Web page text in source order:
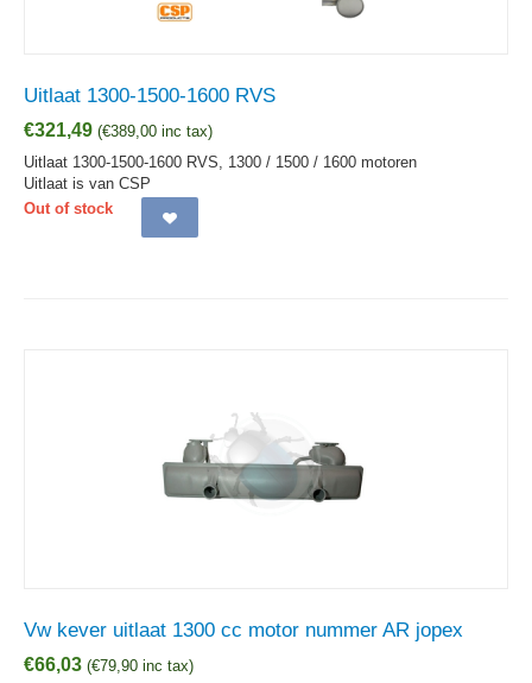
Uitlaat 1300-1500-1600 RVS
€321,49 (€389,00 inc tax)
Uitlaat 1300-1500-1600 RVS, 1300 / 1500 / 1600 motoren
Uitlaat is van CSP
Out of stock
Vw kever uitlaat 1300 cc motor nummer AR jopex
€66,03 (€79,90 inc tax)